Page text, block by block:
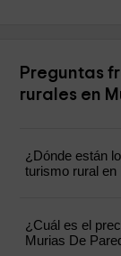
Preguntas
rurales en
¿Dónde están
turismo rural
¿Cuál es el
Murias De